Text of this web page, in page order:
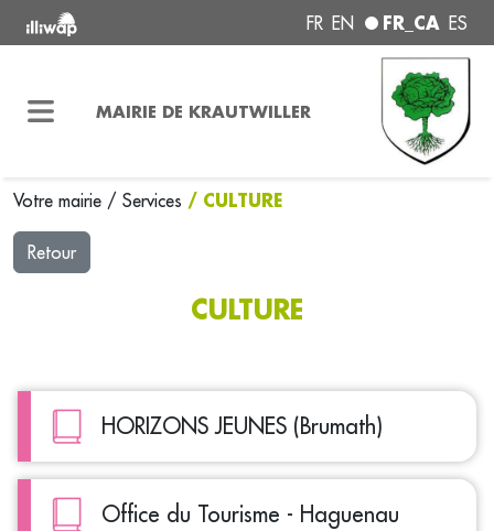
FR EN FR_CA ES
MAIRIE DE KRAUTWILLER
Votre mairie / Services / CULTURE
Retour
CULTURE
HORIZONS JEUNES (Brumath)
Office du Tourisme - Haguenau